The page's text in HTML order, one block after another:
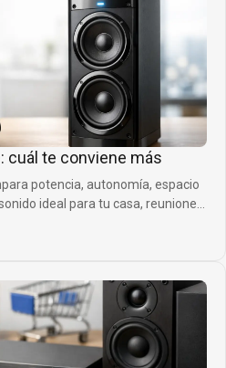
cuál te conviene más
potencia, autonomía, espacio
ideal para tu casa, reuniones